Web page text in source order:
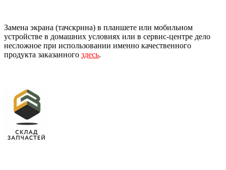
Замена экрана (тачскрина) в планшете или мобильном
устройстве в домашних условиях или в сервис-центре дело
несложное при использовании именно качественного
продукта заказанного здесь.